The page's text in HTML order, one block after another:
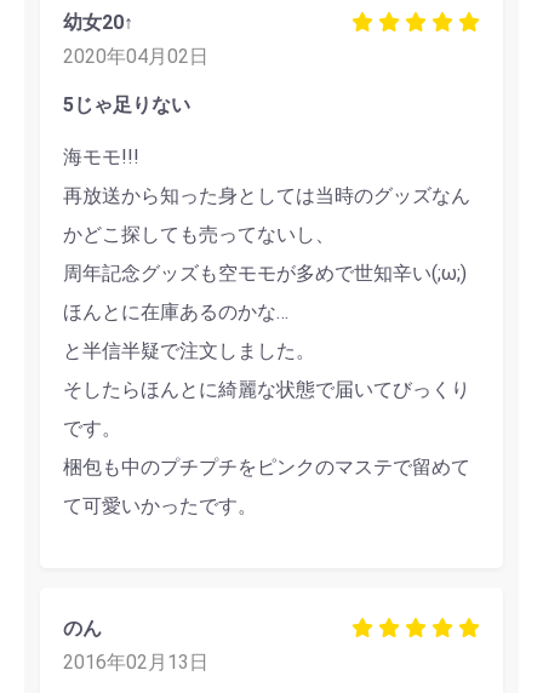
幼女20↑
2020年04月02日
5じゃ足りない
海モモ!!!
再放送から知った身としては当時のグッズなん
かどこ探しても売ってないし、
周年記念グッズも空モモが多めで世知辛い(;ω;)
ほんとに在庫あるのかな…
と半信半疑で注文しました。
そしたらほんとに綺麗な状態で届いてびっくり
です。
梱包も中のプチプチをピンクのマステで留めて
て可愛いかったです。
のん
2016年02月13日